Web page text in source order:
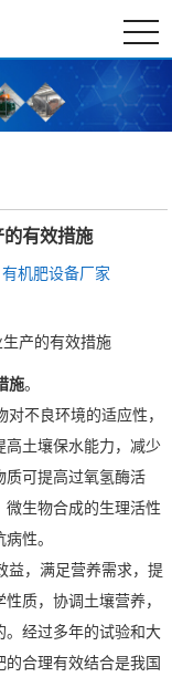
有效措施
有机肥设备厂家
施。
不良环境的适应性，
高土壤保水能力，减少
质可提高过氧氢酶活
生物合成的生理活性
性。
，满足营养需求，提
质，协调土壤营养，
。经过多年的试验和大
合理有效结合是我国